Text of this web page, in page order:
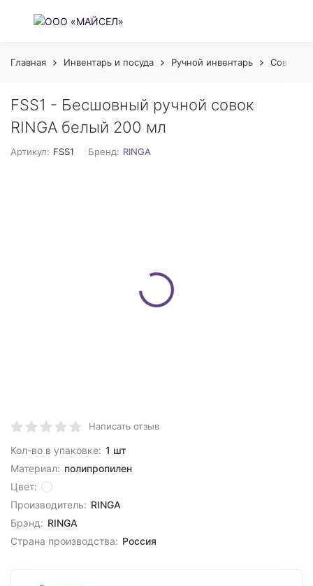
Главная Инвентарь и посуда Ручной инвентарь Совки
FSS1 - Бесшовный ручной совок
RINGA белый 200 мл
Артикул: FSS1 Бренд: RINGA
Написать отзыв
Кол-во в упаковке: 1 шт
Материал: полипропилен
Цвет:
Производитель: RINGA
Брэнд: RINGA
Страна производства: Россия